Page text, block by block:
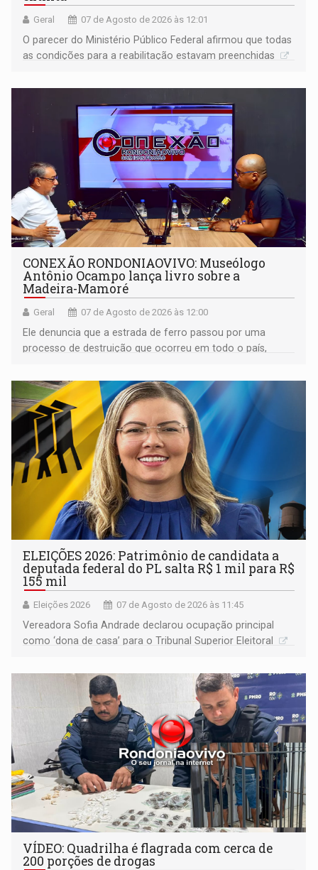
Geral 07 de Agosto de 2026 às 12:01
O parecer do Ministério Público Federal afirmou que todas
as condições para a reabilitação estavam preenchidas
CONEXÃO RONDONIAOVIVO: Museólogo
Antônio Ocampo lança livro sobre a
Madeira-Mamoré
Geral 07 de Agosto de 2026 às 12:00
Ele denuncia que a estrada de ferro passou por uma
processo de destruição que ocorreu em todo o país,
ELEIÇÕES 2026: Patrimônio de candidata a
deputada federal do PL salta R$ 1 mil para R$
155 mil
Eleições 2026 07 de Agosto de 2026 às 11:45
Vereadora Sofia Andrade declarou ocupação principal
como ‘dona de casa’ para o Tribunal Superior Eleitoral
VÍDEO: Quadrilha é flagrada com cerca de
200 porções de drogas